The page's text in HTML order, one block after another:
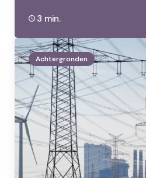
3 min.
Achtergronden